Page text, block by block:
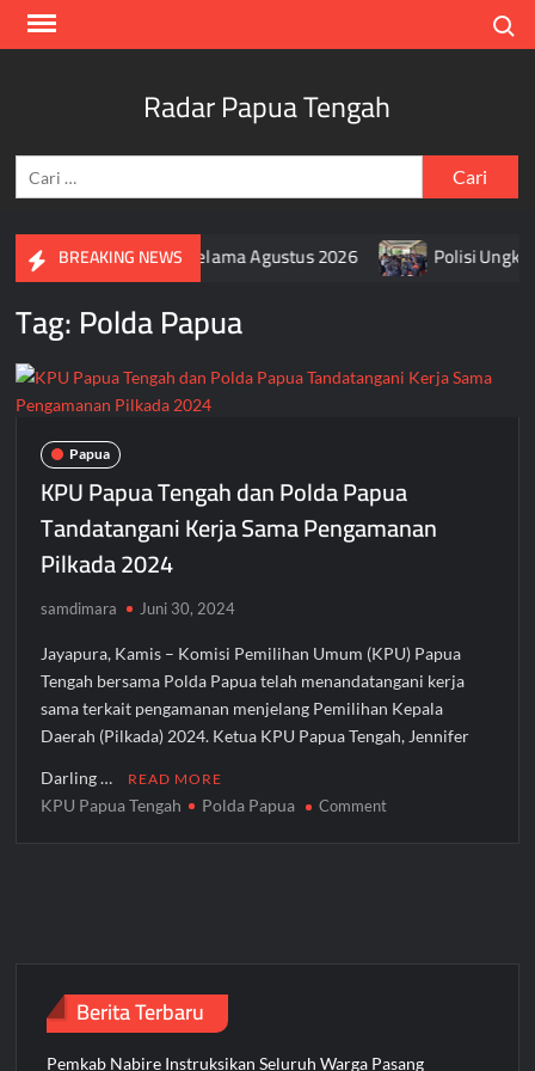
Skip
Radar Papua Tengah
untuk:
BREAKING NEWS
Merah Putih Selama Agustus 2026 Polisi
Tag:Polda Papua
Papua
KPU Papua Tengah dan Polda Papua
Tandatangani Kerja Sama Pengamanan
Pilkada 2024
samdimara Juni 30, 2024
Jayapura, Kamis – Komisi Pemilihan Umum (KPU) Papua
Tengah bersama Polda Papua telah menandatangani kerja
sama terkait pengamanan menjelang Pemilihan Kepala
Daerah (Pilkada) 2024. Ketua KPU Papua Tengah, Jennifer
Darling … READ MORE
KPU Papua Tengah Polda Papua Commenton
Pengamanan
Berita Terbaru
Pemkab Nabire Instruksikan Seluruh Warga Pasang